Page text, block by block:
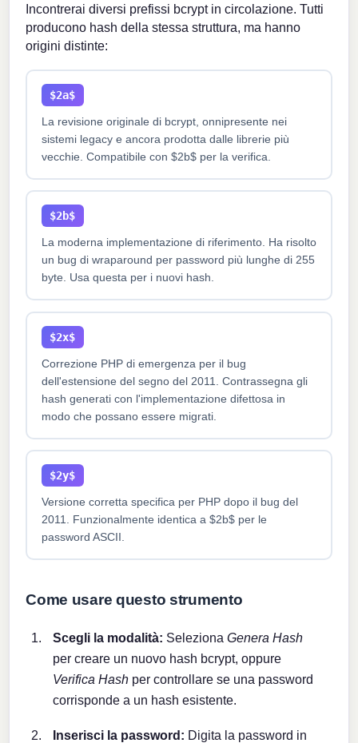
Incontrerai diversi prefissi bcrypt in circolazione. Tutti
producono hash della stessa struttura, ma hanno
origini distinte:
$2a$
La revisione originale di bcrypt, onnipresente nei
sistemi legacy e ancora prodotta dalle librerie più
vecchie. Compatibile con $2b$ per la verifica.
$2b$
La moderna implementazione di riferimento. Ha risolto
un bug di wraparound per password più lunghe di 255
byte. Usa questa per i nuovi hash.
$2x$
Correzione PHP di emergenza per il bug
dell'estensione del segno del 2011. Contrassegna gli
hash generati con l'implementazione difettosa in
modo che possano essere migrati.
$2y$
Versione corretta specifica per PHP dopo il bug del
2011. Funzionalmente identica a $2b$ per le
password ASCII.
Come usare questo strumento
Scegli la modalità: SelezionaGenera Hash
per creare un nuovo hash bcrypt, oppure
Verifica Hash per controllare se una password
corrisponde a un hash esistente.
Inserisci la password: Digita la password in